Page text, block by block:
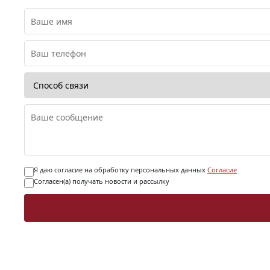
Я даю согласие на обработку персональных данных Согласие
Согласен(а) получать новости и рассылку